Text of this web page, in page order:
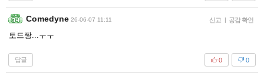
Comedyne 26-06-07 11:11 신고 | 공감 확인
토드짱...ㅜㅜ
답글 0
0